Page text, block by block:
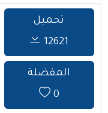
تحميل
12621
المفضلة
0